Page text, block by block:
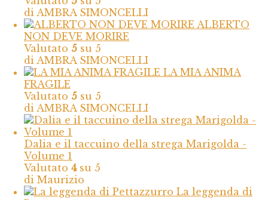
di AMBRA SIMONCELLI
ALBERTO
NON DEVE MORIRE
Valutato 5 su 5
di AMBRA SIMONCELLI
LA MIA ANIMA
FRAGILE
Valutato 5 su 5
di AMBRA SIMONCELLI
Dalia e il taccuino della strega Marigolda -
Volume 1
Valutato 4su 5
di Maurizio
La leggenda di